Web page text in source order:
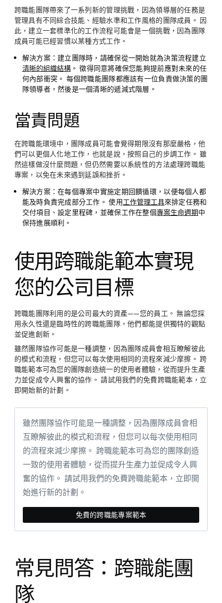
跨職能團隊帶來了一系列新的管理挑戰，因為領導層的任務是
管理具有不同綜合技能、經驗水準和工作風格的團隊成員。 因
此，建立一套標準化的工作流程可能會是一個挑戰，因為團隊
成員可能已經習慣以某種方式工作。
解決方案：建立團隊時，請確保從一開始就為決策流程建立
清晰的組織結構。 徵得同意將確保您能夠提前應對未來的任
何內部衝突。 每個跨職能團隊都應該有一位負責做決策的團
隊領導者，然後是一個清晰的遞減式階層。
當責問題
在跨職能環境中，團隊成員可能會覺得期限沒有那麼嚴格，他
們可以更個人化地工作，也就是說，按照自己的步調工作。 雖
然這樣做沒什麼問題，但仍然需要以系統性的方法處理跨職能
專案，以免在未來遇到延誤和挫折。
解決方案：在每個專案中實施定期回饋循環，以便每個人都
能及時負責完成部分工作。 使用工作管理工具來排定任務和
交付項目、設定里程碑，並確保工作在整個專案生命週期中
保持進展順利。
使用跨職能範本實現
您的公司目標
跨職能團隊利用的是公司最大的資產——您的員工。 無論您採
用永久性還是臨時性的跨職能團隊，他們都能提供獨特的觀點
並促進創新。
雖然團隊協作可能是一種調整，因為團隊成員會相互瞭解彼此
的模式和流程，但您可以每次使用相同的流程來減少摩擦。 跨
職能範本可為您的團隊創造統一的使用者體驗，從而提升生產
力並促成令人興奮的協作。 請試用我們的免費跨職能範本，立
即開始新的計劃。
雖然團隊協作可能是一種調整，因為團隊成員會相
互瞭解彼此的模式和流程，但您可以每次使用相同
的流程來減少摩擦。 跨職能範本可為您的團隊創造
一致的使用者體驗，從而提升生產力並促成令人興
奮的協作。 請試用我們的免費跨職能範本，立即開
始進行新的計劃。
免費的跨職能專案範本
常見問答：跨職能團
隊